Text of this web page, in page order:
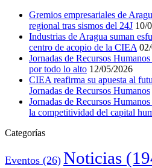
Gremios empresariales de
regional tras sismos del 24J 10/
Industrias de Aragua suman
centro de acopio de la CIEA
Jornadas de Recursos
por todo lo alto 12/05/2026
CIEA reafirma su apuesta al
Jornadas de Recursos Humanos
Jornadas de Recursos
la competitividad del capital
Categorías
Eventos (26) Noticias